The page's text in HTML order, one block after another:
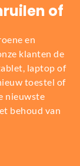
of
en
klanten de
laptop of
toestel of
nieuwste
behoud van